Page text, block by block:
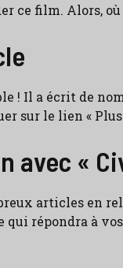
film. Alors,
! Il a écrit de
sur le lien «
avec «
articles en
répondra à